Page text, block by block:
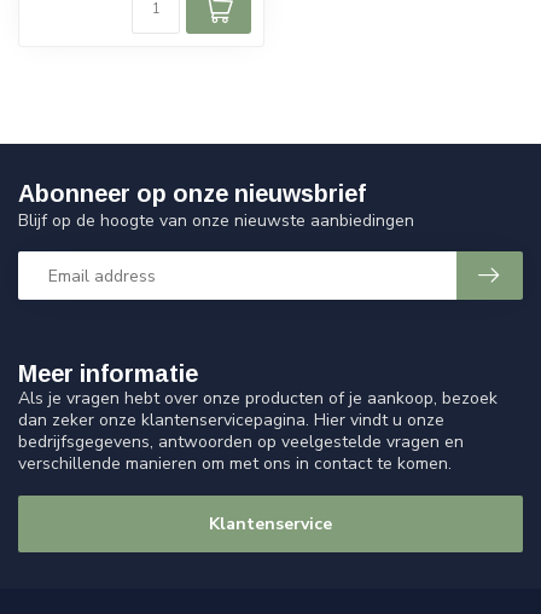
Meer informatie
Als je vragen hebt over onze producten of je aankoop, bezoek
dan zeker onze klantenservicepagina. Hier vindt u onze
bedrijfsgegevens, antwoorden op veelgestelde vragen en
verschillende manieren om met ons in contact te komen.
Klantenservice
Abonneer op onze nieuwsbrief
Blijf op de hoogte van onze nieuwste aanbiedingen